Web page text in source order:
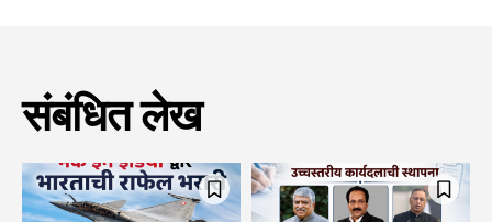
संबंधित लेख